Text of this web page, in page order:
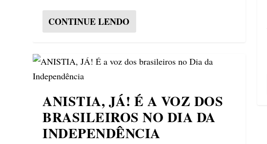
CONTINUE LENDO
ANISTIA, JÁ! É A VOZ DOS
BRASILEIROS NO DIA DA
INDEPENDÊNCIA